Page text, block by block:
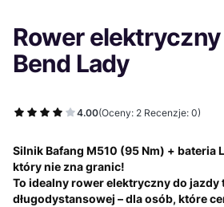
Rower elektryczny
Bend Lady
4.00(Oceny: 2 Recenzje: 0)
Silnik Bafang M510 (95 Nm) + bateria
który nie zna granic!
To idealny rower elektryczny do jazdy
długodystansowej – dla osób, które